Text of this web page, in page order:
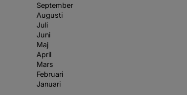
September
Augusti
Juli
Juni
Maj
April
Mars
Februari
Januari